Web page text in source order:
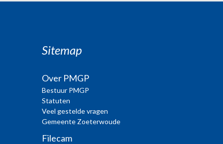
Sitemap
Over PMGP
Bestuur PMGP
Statuten
Veel gestelde vragen
Gemeente Zoeterwoude
Filecam